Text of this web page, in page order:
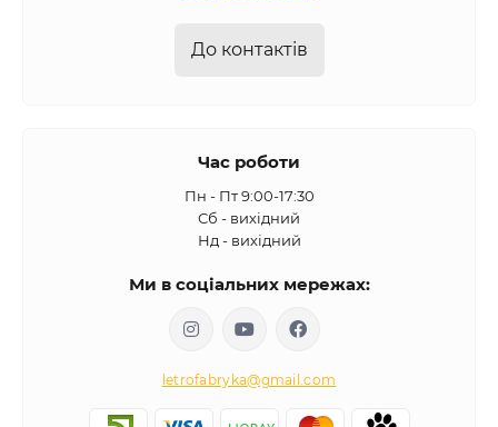
До контактів
Час роботи
Пн - Пт 9:00-17:30
Сб - вихідний
Нд - вихідний
Ми в соціальних мережах:
letrofabryka@gmail.com